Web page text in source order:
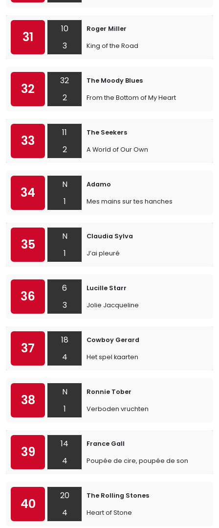
31
10
3
Roger Miller
King of the Road
32
32
2
The Moody Blues
From the Bottom of My Heart
33
11
2
The Seekers
A World of Our Own
34
N
1
Adamo
Mes mains sur tes hanches
35
N
1
Claudia Sylva
J’ai pleuré
36
6
3
Lucille Starr
Jolie Jacqueline
37
18
4
Cowboy Gerard
Het spel kaarten
38
N
1
Ronnie Tober
Verboden vruchten
39
14
4
France Gall
Poupée de cire, poupée de son
40
20
4
The Rolling Stones
Heart of Stone